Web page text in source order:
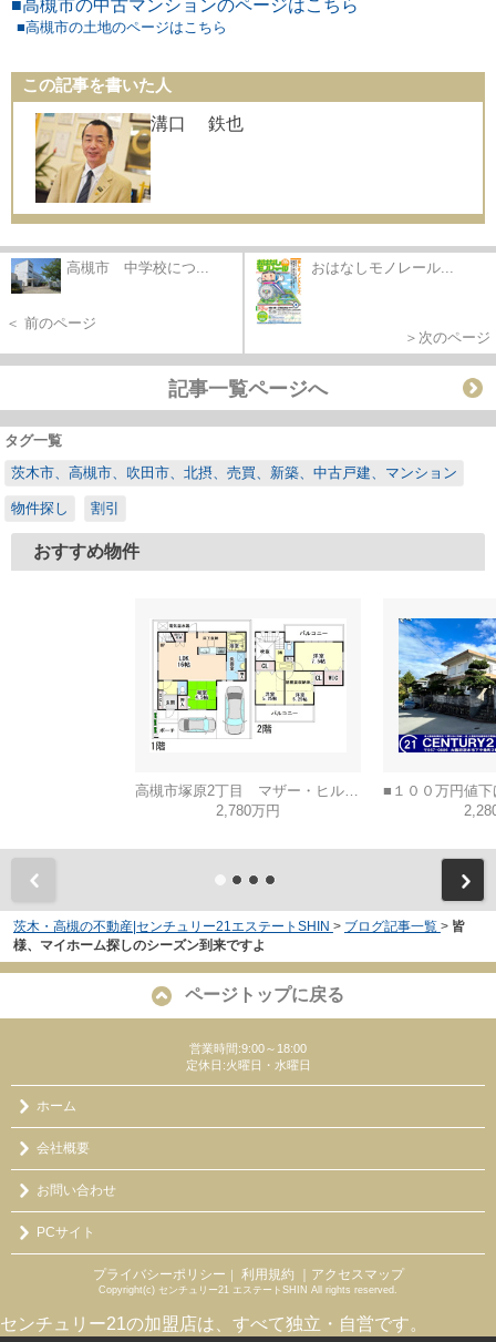
■高槻市の中古マンションのページはこちら
■高槻市の土地のページはこちら
この記事を書いた人
溝口 鉄也
高槻市 中学校につ...
＜ 前のページ
おはなしモノレール...
＞次のページ
記事一覧ページへ
タグ一覧
茨木市、高槻市、吹田市、北摂、売買、新築、中古戸建、マンション
物件探し 割引
おすすめ物件
2,780万円
茨木・高槻の不動産|センチュリー21エステートSHIN > ブログ記事一覧 > 皆
様、マイホーム探しのシーズン到来ですよ
ページトップに戻る
営業時間:9:00～18:00
定休日:火曜日・水曜日
ホーム
会社概要
お問い合わせ
PCサイト
プライバシーポリシー ｜ 利用規約 ｜アクセスマップ
Copyright(c) センチュリー21 エステートSHIN All rights reserved.
センチュリー21の加盟店は、すべて独立・自営です。